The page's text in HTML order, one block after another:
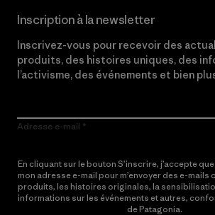
Inscription à la newsletter
Inscrivez-vous pour recevoir des
produits, des histoires uniques, des
l’activisme, des événements et bien
Adresse e-mail
En cliquant sur le bouton S’inscrire, j’accepte
mon adresse e-mail pour m’envoyer des e-mails
produits, les histoires originales, la
informations sur les événements et autres,
de Patagonia.